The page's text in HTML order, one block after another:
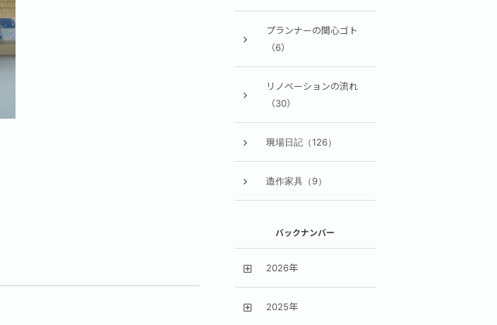
プランナーの関心ゴト
（6）
リノベーションの流れ
（30）
現場日記（126）
造作家具（9）
バックナンバー
2026年
2025年